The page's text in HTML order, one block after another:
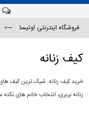
فروشگاه اینترنتی اوتیسا —›
کیف زنانه
خرید کیف زنانه. شیک ترین کیف های
زنانه بربری، انتخاب خانم های